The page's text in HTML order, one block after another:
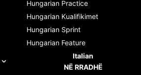
Hungarian Practice
Hungarian Kualifikimet
Hungarian Sprint
Hungarian Feature
Italian
NË RRADHË